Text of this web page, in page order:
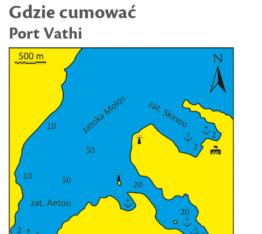
Gdzie cumować
Port Vathi